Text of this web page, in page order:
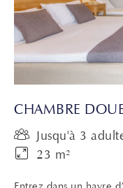
CHAMBRE
Jusqu'à 3
23 m²